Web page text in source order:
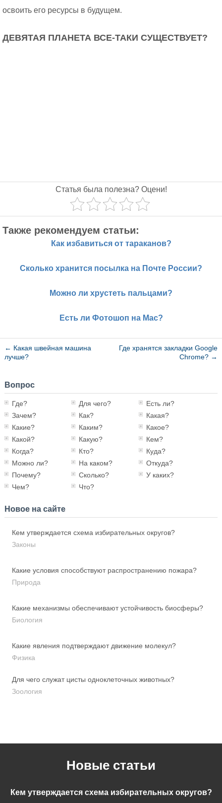
освоить его ресурсы в будущем.
ДЕВЯТАЯ ПЛАНЕТА ВСЕ-ТАКИ СУЩЕСТВУЕТ?
Статья была полезна? Оцени!
Также рекомендуем статьи:
Как избавиться от тараканов?
Сколько хранится посылка на Почте России?
Можно ли хрустеть пальцами?
Есть ли Фотошоп на Mac?
← Какая швейная машина
лучше?
Где хранятся закладки Google
Chrome? →
Вопрос
Где? Для чего?
Есть ли?
Зачем?
Как?
Какая?
Какие?
Каким?
Какое?
Какой?
Какую?
Кем?
Когда?
Кто?
Куда?
Можно ли?
На каком?
Откуда?
Почему?
Сколько?
У каких?
Чем?
Что?
Новое на сайте
Кем утверждается схема избирательных округов?
Законы
Какие условия способствуют распространению пожара?
Природа
Какие механизмы обеспечивают устойчивость биосферы?
Биология
Какие явления подтверждают движение молекул?
Физика
Для чего служат цисты одноклеточных животных?
Зоология
Новые статьи
Кем утверждается схема избирательных округов?